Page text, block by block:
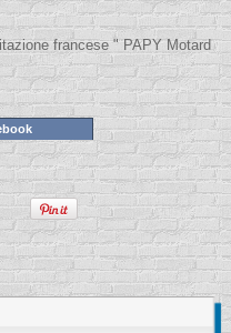
francese " PAPY Motard